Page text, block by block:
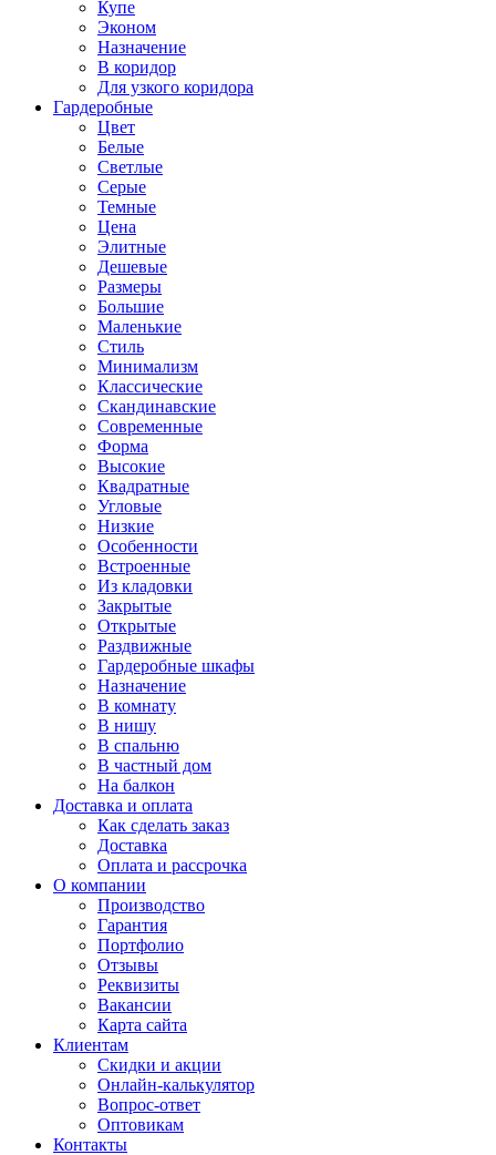
Купе
Эконом
Назначение
В коридор
Для узкого коридора
Гардеробные
Цвет
Белые
Светлые
Серые
Темные
Цена
Элитные
Дешевые
Размеры
Большие
Маленькие
Стиль
Минимализм
Классические
Скандинавские
Современные
Форма
Высокие
Квадратные
Угловые
Низкие
Особенности
Встроенные
Из кладовки
Закрытые
Открытые
Раздвижные
Гардеробные шкафы
Назначение
В комнату
В нишу
В спальню
В частный дом
На балкон
Доставка и оплата
Как сделать заказ
Доставка
Оплата и рассрочка
О компании
Производство
Гарантия
Портфолио
Отзывы
Реквизиты
Вакансии
Карта сайта
Клиентам
Скидки и акции
Онлайн-калькулятор
Вопрос-ответ
Оптовикам
Контакты